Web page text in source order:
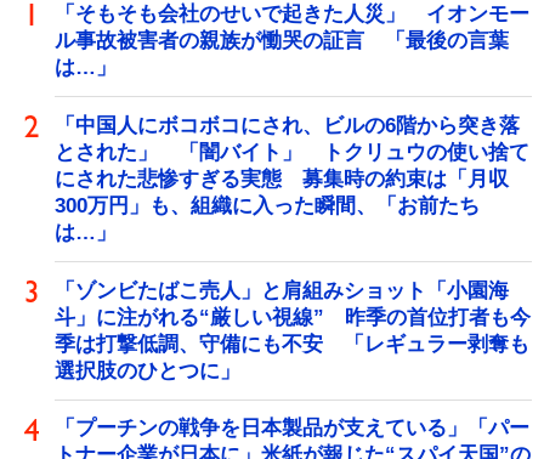
「そもそも会社のせいで起きた人災」 イオンモー
ル事故被害者の親族が慟哭の証言 「最後の言葉
は…」
「中国人にボコボコにされ、ビルの6階から突き落
とされた」 「闇バイト」 トクリュウの使い捨て
にされた悲惨すぎる実態 募集時の約束は「月収
300万円」も、組織に入った瞬間、「お前たち
は…」
「ゾンビたばこ売人」と肩組みショット「小園海
斗」に注がれる“厳しい視線” 昨季の首位打者も今
季は打撃低調、守備にも不安 「レギュラー剥奪も
選択肢のひとつに」
「プーチンの戦争を日本製品が支えている」「パー